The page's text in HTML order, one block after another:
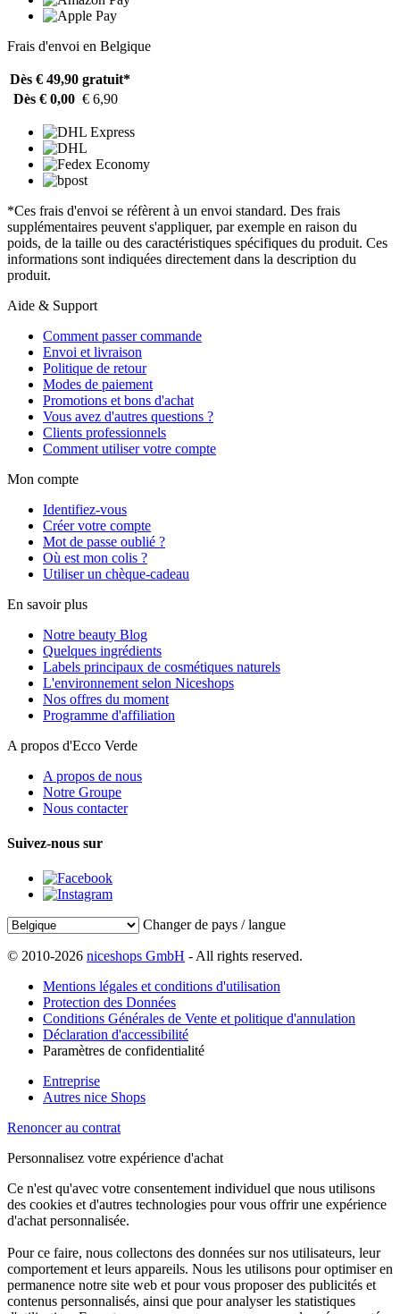
Frais d'envoi en Belgique
Dès € 49,90 gratuit*
Dès € 0,00 € 6,90
*Ces frais d'envoi se réfèrent à un envoi standard. Des frais
supplémentaires peuvent s'appliquer, par exemple en raison du
poids, de la taille ou des caractéristiques spécifiques du produit. Ces
informations sont indiquées directement dans la description du
produit.
Aide & Support
Comment passer commande
Envoi et livraison
Politique de retour
Modes de paiement
Promotions et bons d'achat
Vous avez d'autres questions ?
Clients professionnels
Comment utiliser votre compte
Mon compte
Identifiez-vous
Créer votre compte
Mot de passe oublié ?
Où est mon colis ?
Utiliser un chèque-cadeau
En savoir plus
Notre beauty Blog
Quelques ingrédients
Labels principaux de cosmétiques naturels
L'environnement selon Niceshops
Nos offres du moment
Programme d'affiliation
A propos d'Ecco Verde
A propos de nous
Notre Groupe
Nous contacter
Suivez-nous sur
Changer de pays / langue
© 2010-2026 niceshops GmbH - All rights reserved.
Mentions légales et conditions d'utilisation
Protection des Données
Conditions Générales de Vente et politique d'annulation
Déclaration d'accessibilité
Paramètres de confidentialité
Entreprise
Autres nice Shops
Renoncer au contrat
Personnalisez votre expérience d'achat
Ce n'est qu'avec votre consentement individuel que nous utilisons
des cookies et d'autres technologies pour vous offrir une expérience
d'achat personnalisée.
Pour ce faire, nous collectons des données sur nos utilisateurs, leur
comportement et leurs appareils. Nous les utilisons pour optimiser en
permanence notre site web et pour vous proposer des publicités et
contenus personnalisés, ainsi que pour analyser les statistiques